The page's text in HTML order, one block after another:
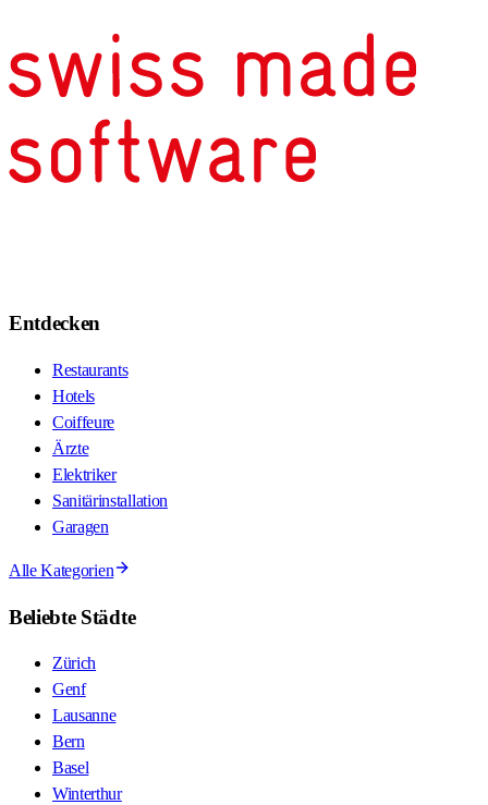
Entdecken
Restaurants
Hotels
Coiffeure
Ärzte
Elektriker
Sanitärinstallation
Garagen
Alle Kategorien
Beliebte Städte
Zürich
Genf
Lausanne
Bern
Basel
Winterthur